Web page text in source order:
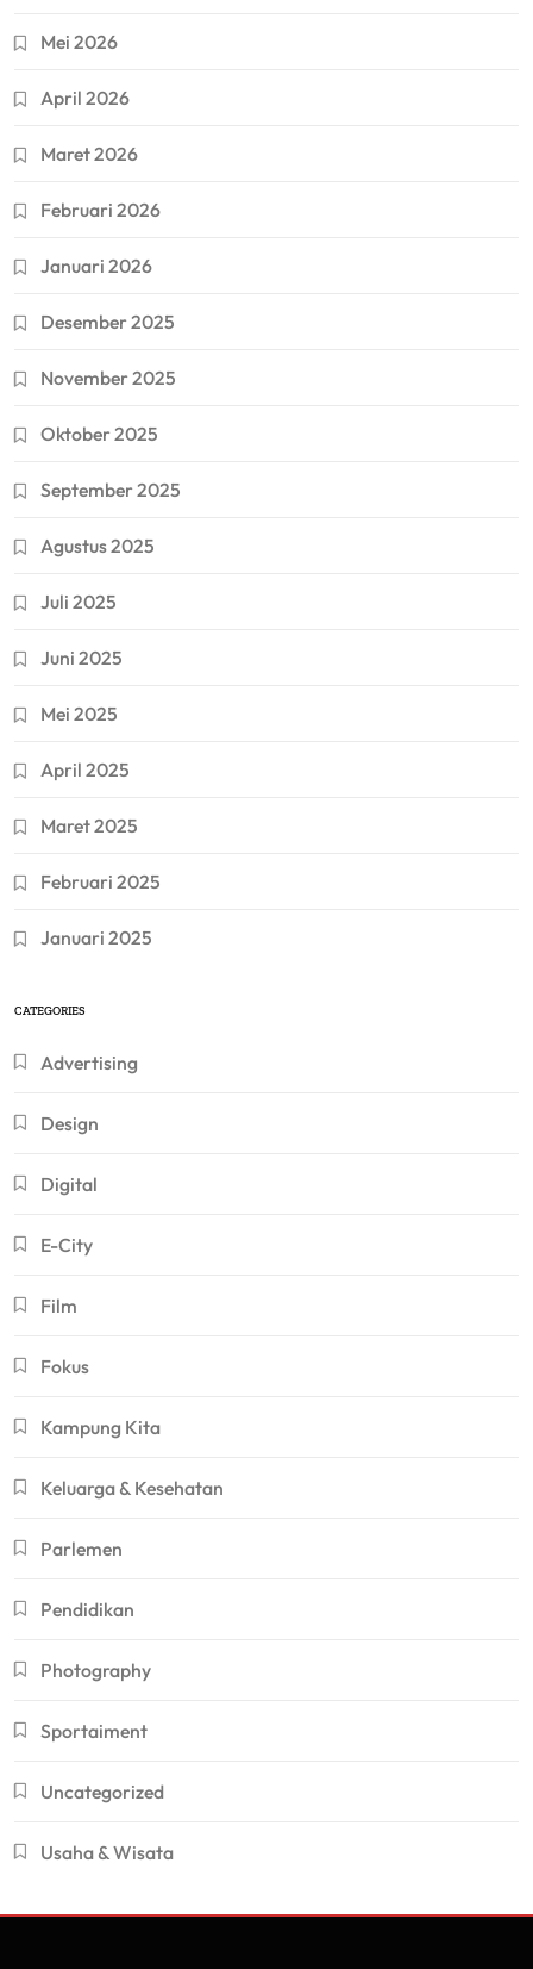
Mei 2026
April 2026
Maret 2026
Februari 2026
Januari 2026
Desember 2025
November 2025
Oktober 2025
September 2025
Agustus 2025
Juli 2025
Juni 2025
Mei 2025
April 2025
Maret 2025
Februari 2025
Januari 2025
CATEGORIES
Advertising
Design
Digital
E-City
Film
Fokus
Kampung Kita
Keluarga & Kesehatan
Parlemen
Pendidikan
Photography
Sportaiment
Uncategorized
Usaha & Wisata